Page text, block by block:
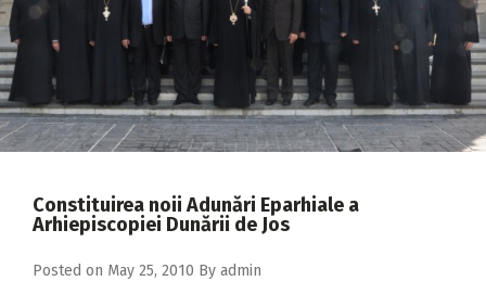
2019
2018
2016
2015
Constituirea noii Adunări Eparhiale a
Arhiepiscopiei Dunării de Jos
Posted on May 25, 2010 By admin